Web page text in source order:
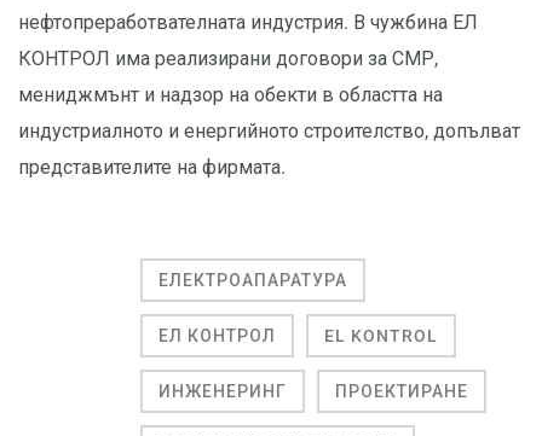
нефтопреработвателната индустрия. В чужбина ЕЛ
КОНТРОЛ има реализирани договори за СМР,
мениджмънт и надзор на обекти в областта на
индустриалното и енергийното строителство, допълват
представителите на фирмата.
ЕЛЕКТРОАПАРАТУРА
ЕЛ КОНТРОЛ EL KONTROL
ИНЖЕНЕРИНГ ПРОЕКТИРАНЕ